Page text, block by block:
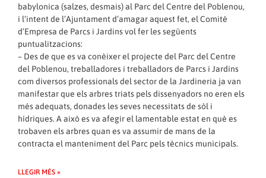
babylonica (salzes, desmais) al Parc del Centre del Poblenou,
i l’intent de l’Ajuntament d’amagar aquest fet, el Comitè
d’Empresa de Parcs i Jardins vol fer les següents
puntualitzacions:
– Des de que es va conèixer el projecte del Parc del Centre
del Poblenou, treballadores i treballadors de Parcs i Jardins
com diversos professionals del sector de la Jardineria ja van
manifestar que els arbres triats pels dissenyadors no eren els
més adequats, donades les seves necessitats de sòl i
hídriques. A això es va afegir el lamentable estat en què es
trobaven els arbres quan es va assumir de mans de la
contracta el manteniment del Parc pels tècnics municipals.
LLEGIR MÉS »